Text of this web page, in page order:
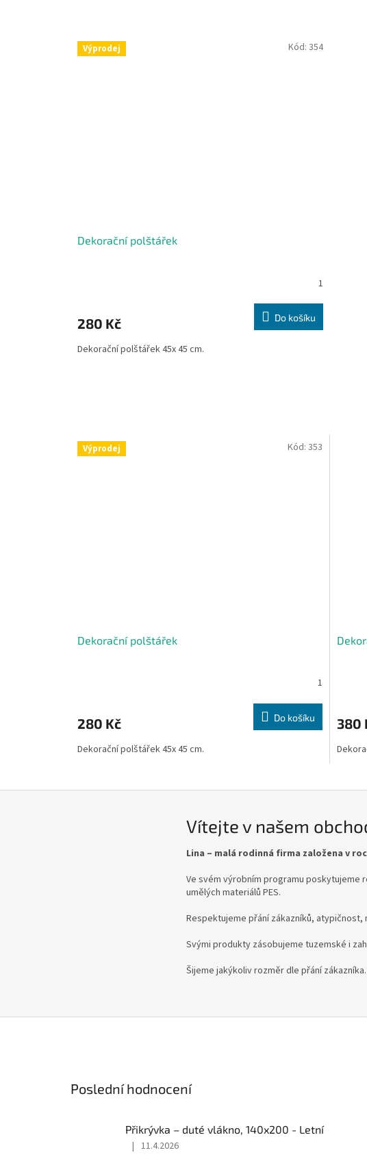
Výprodej
Dekorační polštářek
1
280 Kč Do košíku
Dekorační polštářek 45x 45 cm.
Kód:354
Výprodej
Dekorační polštářek
1
280 Kč Do košíku
Dekorační polštářek 45x 45 cm.
Kód:353
380
Vítejte v našem
Lina – malá rodinná firma založena v
Ve svém výrobním programu poskytujeme
umělých materiálů PES.
Respektujeme přání zákazníků, atypičnost,
Svými produkty zásobujeme tuzemské i
Šijeme jakýkoliv rozměr dle přání zákazníka.
Poslední hodnocení
Přikrývka – duté vlákno, 140x200 - Letní
Hodnocení
| 11.4.2026